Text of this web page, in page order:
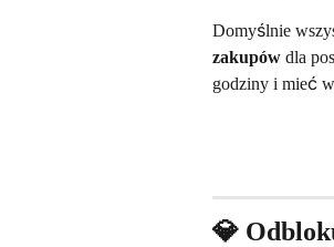
Domyślnie
zakupów dla
godziny i mieć
💎